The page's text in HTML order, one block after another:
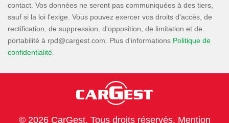
contact. Vos données ne seront pas communiquées à des tiers,
sauf si la loi l'exige. Vous pouvez exercer vos droits d'accès, de
rectification, de suppression, d'opposition, de limitation et de
portabilité à
. Plus d'informations Politique de
confidentialité
© 2026 CarGest. Tous droits réservés. Mention